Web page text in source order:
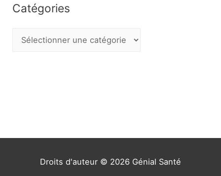
Catégories
Droits d'auteur © 2026 Génial Santé